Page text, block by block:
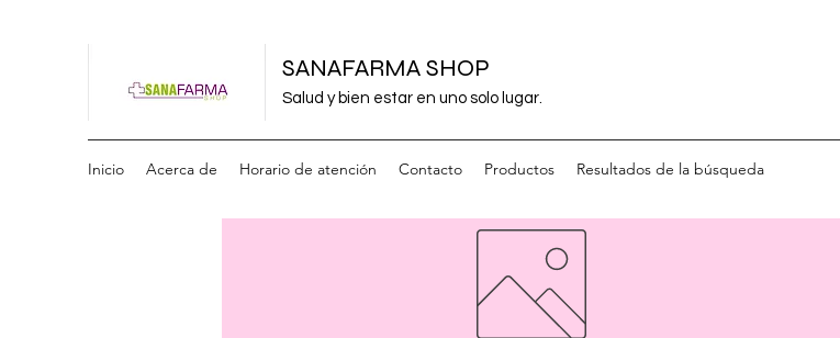
SANAFARMA SHOP
Salud y bien estar en uno solo lugar.
Inicio Acerca de Horario de atención Contacto Productos Resultados de la búsqueda